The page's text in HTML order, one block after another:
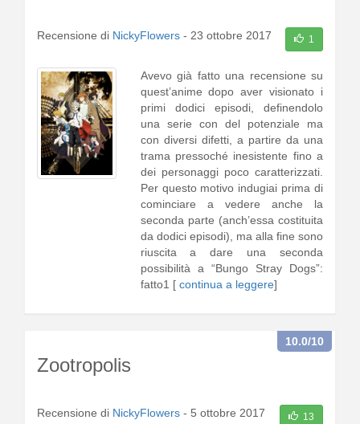
Recensione di NickyFlowers - 23 ottobre 2017 1
Avevo già fatto una recensione su
quest’anime dopo aver visionato i
primi dodici episodi, definendolo
una serie con del potenziale ma
con diversi difetti, a partire da una
trama pressoché inesistente fino a
dei personaggi poco caratterizzati.
Per questo motivo indugiai prima di
cominciare a vedere anche la
seconda parte (anch’essa costituita
da dodici episodi), ma alla fine sono
riuscita a dare una seconda
possibilità a “Bungo Stray Dogs”:
fatto1 [ continua a leggere]
Zootropolis
10.0/10
Recensione di NickyFlowers - 5 ottobre 2017 13